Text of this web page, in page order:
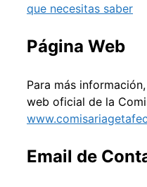
que necesitas saber
Página Web
Para más
web oficial de la
Email de